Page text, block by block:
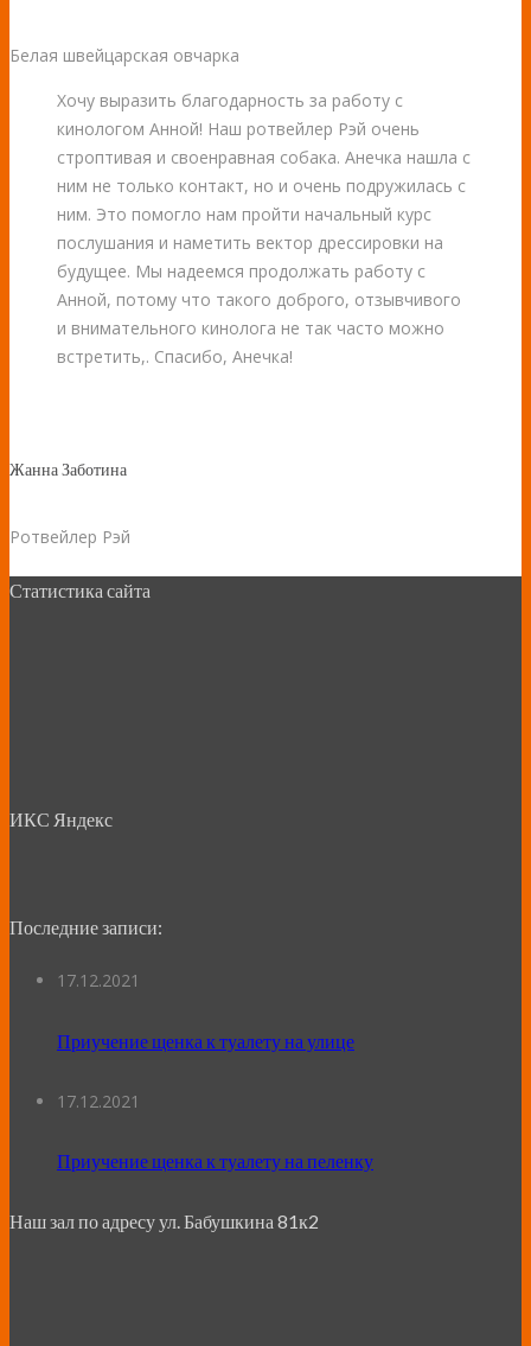
Белая швейцарская овчарка
Хочу выразить благодарность за работу с
кинологом Анной! Наш ротвейлер Рэй очень
строптивая и своенравная собака. Анечка нашла с
ним не только контакт, но и очень подружилась с
ним. Это помогло нам пройти начальный курс
послушания и наметить вектор дрессировки на
будущее. Мы надеемся продолжать работу с
Анной, потому что такого доброго, отзывчивого
и внимательного кинолога не так часто можно
встретить,. Спасибо, Анечка!
Жанна Заботина
Ротвейлер Рэй
Статистика сайта
ИКС Яндекс
Последние записи:
17.12.2021
Приучение щенка к туалету на улице
17.12.2021
Приучение щенка к туалету на пеленку
Наш зал по адресу ул. Бабушкина 81к2